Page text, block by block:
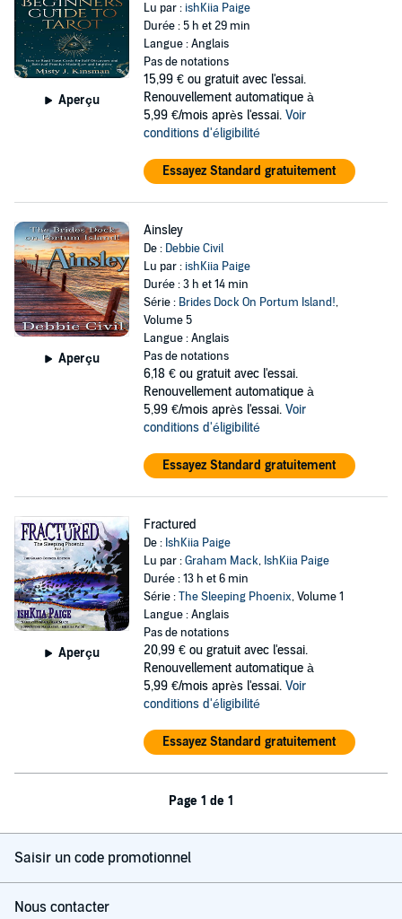
Aperçu
Lu par : ishKiia Paige
Durée : 5 h et 29 min
Langue : Anglais
Pas de notations
15,99 € ou gratuit avec l'essai.
Renouvellement automatique à
5,99 €/mois après l'essai. Voir
conditions d'éligibilité
Essayez Standard gratuitement
Aperçu
Ainsley
De : Debbie Civil
Lu par : ishKiia Paige
Durée : 3 h et 14 min
Série : Brides Dock On Portum Island!,
Volume 5
Langue : Anglais
Pas de notations
6,18 € ou gratuit avec l'essai.
Renouvellement automatique à
5,99 €/mois après l'essai. Voir
conditions d'éligibilité
Essayez Standard gratuitement
Aperçu
Fractured
De : IshKiia Paige
Lu par :Graham Mack, IshKiia Paige
Durée : 13 h et 6 min
Série :The Sleeping Phoenix, Volume 1
Langue : Anglais
Pas de notations
20,99 € ou gratuit avec l'essai.
Renouvellement automatique à
5,99 €/mois après l'essai. Voir
conditions d'éligibilité
Essayez Standard gratuitement
Page 1 de 1
Saisir un code promotionnel
Nous contacter